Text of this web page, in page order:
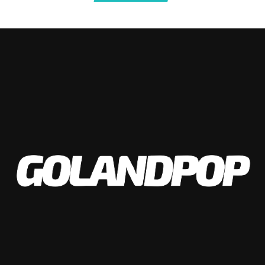
✍️ El delantero pirata
renovó su contrato con